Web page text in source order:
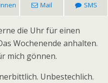
Mail SMS
die Uhr für einen
Wochenende anhalten.
mich gönnen.
Unbestechlich.